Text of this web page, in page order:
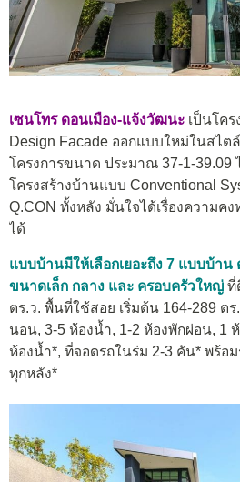
เซนโทร ดอนเมือง-แจ้งวัฒนะ เป็นโค
Design Facade ออกแบบใหม่ในสไต
โครงการขนาด ประมาณ 37-1-39.09
โครงสร้างบ้านแบบ Conventional
Q.CON ทั้งหลัง มั่นใจได้เรื่องความค
ได้
แบบบ้านมีให้เลือกเยอะถึง 7 แบบบ้าน
ขนาดเล็ก กลาง และ ครอบครัวใหญ่ ที่
ตร.ว. พื้นที่ใช้สอย เริ่มต้น 164-289 ต
นอน, 3-5 ห้องน้ำ, 1-2 ห้องพักผ่อน, 1
ห้องน้ำ*, ที่จอดรถในร่ม 2-3 คัน* พร้อ
ทุกหลัง*